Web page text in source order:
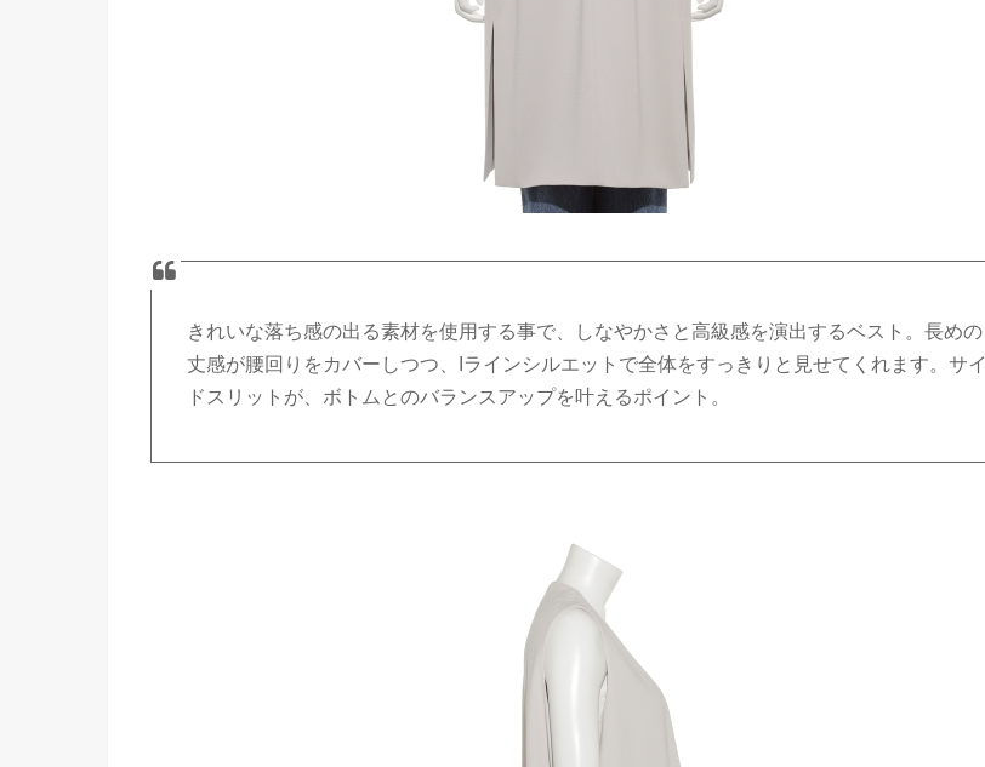
きれいな落ち感の出る素材を使用する事で、しなやかさと高級感を演出するベスト。長めの
丈感が腰回りをカバーしつつ、Iラインシルエットで全体をすっきりと見せてくれます。サイ
ドスリットが、ボトムとのバランスアップを叶えるポイント。